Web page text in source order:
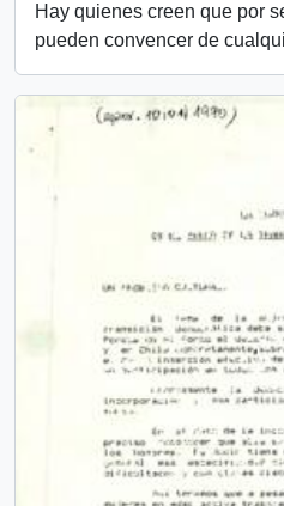
Hay quienes creen que por
pueden convencer de